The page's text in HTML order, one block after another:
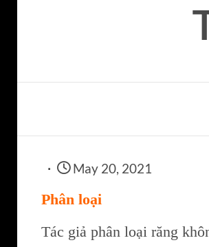
May 20, 2021
Phân loại
Tác giả phân loại răng